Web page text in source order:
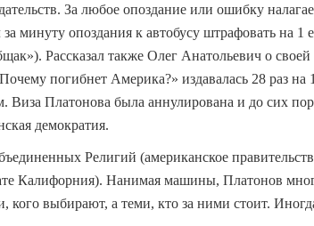
За любое опоздание или ошибку
минуту опоздания к автобусу штрафовать на 1
Рассказал также Олег Анатольевич о
погибнет Америка?» издавалась 28 раз на
Виза Платонова была аннулирована и до сих
демократия.
Религий (американское
Калифорния). Нанимая машины, Платонов
кого выбирают, а теми, кто за ними стоит.